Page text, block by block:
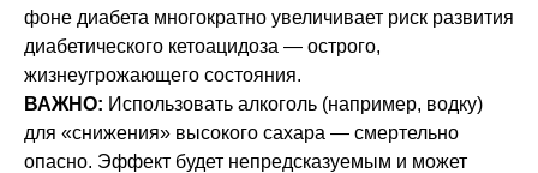
фоне диабета многократно увеличивает риск развития
диабетического кетоацидоза — острого,
жизнеугрожающего состояния.
ВАЖНО: Использовать алкоголь (например, водку)
для «снижения» высокого сахара — смертельно
опасно. Эффект будет непредсказуемым и может